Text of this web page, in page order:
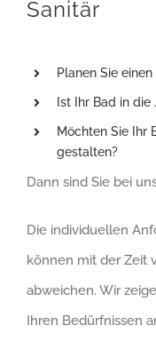
Sanitär
Planen Sie
Ist Ihr Bad in
Möchten Sie Ihr
gestalten?
Dann sind Sie bei
Die individuellen
können mit der Zeit
abweichen. Wir
Ihren Bedürfnissen